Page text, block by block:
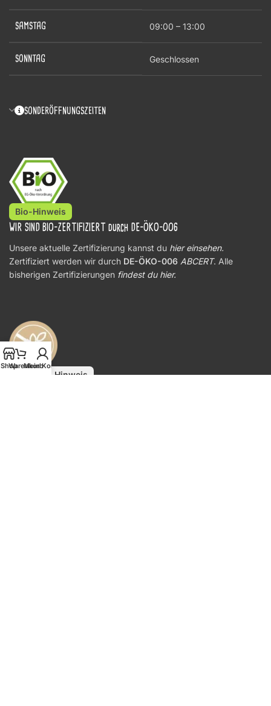
SAMSTAG 09:00 – 13:00
SONNTAG Geschlossen
SONDERÖFFNUNGSZEITEN
Bio-Hinweis
WIR SIND BIO-ZERTIFIZIERT durch DE-ÖKO-006
Unsere aktuelle Zertifizierung kannst du hier einsehen.
Zertifiziert werden wir durch DE-ÖKO-006 ABCERT. Alle
bisherigen Zertifizierungen findest du hier.
Allergen-Hinweis
ShopWarenkorb
Mein Konto